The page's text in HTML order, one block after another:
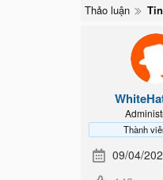
Thảo luận
Thành
09/04/